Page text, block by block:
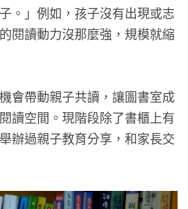
。」例如，孩子沒有出現或志
閱讀動力沒那麼強，規模就縮
會帶動親子共讀，讓圖書室成
讀空間。現階段除了書櫃上有
辦過親子教育分享，和家長交